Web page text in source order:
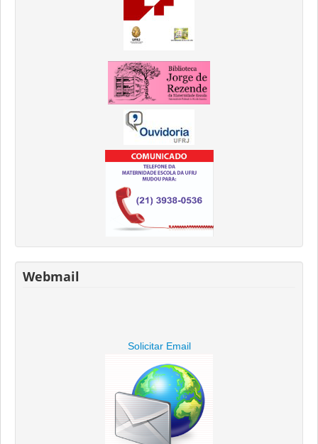
Webmail
Solicitar Email